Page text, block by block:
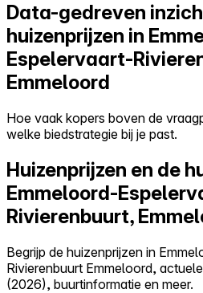
Data-gedreven
huizenprijzen in
Espelervaart-
Emmeloord
Hoe vaak kopers boven de
welke biedstrategie bij je past.
Huizenprijzen en de
Emmeloord-
Rivierenbuurt,
Begrijp de huizenprijzen in
Rivierenbuurt Emmeloord,
(2026), buurtinformatie en meer.